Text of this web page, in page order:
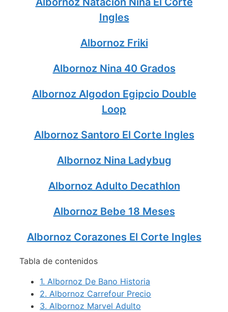
Ingles
Albornoz Friki
Albornoz Nina 40 Grados
Albornoz Algodon Egipcio Double
Loop
Albornoz Santoro El Corte Ingles
Albornoz Nina Ladybug
Albornoz Adulto Decathlon
Albornoz Bebe 18 Meses
Albornoz Corazones El Corte Ingles
Tabla de contenidos
1. Albornoz De Bano Historia
2. Albornoz Carrefour Precio
3. Albornoz Marvel Adulto